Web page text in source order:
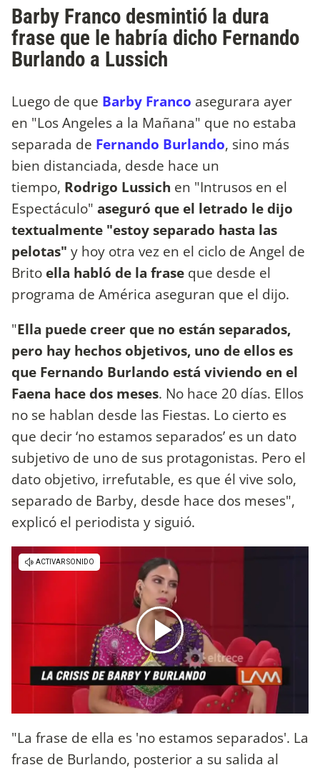
Barby Franco desmintió la dura
frase que le habría dicho Fernando
Burlando a Lussich
Luego de que Barby Franco asegurara ayer
en "Los Angeles a la Mañana" que no estaba
separada de Fernando Burlando, sino más
bien distanciada, desde hace un
tiempo, Rodrigo Lussich en "Intrusos en el
Espectáculo" aseguró que el letrado le dijo
textualmente "estoy separado hasta las
pelotas" y hoy otra vez en el ciclo de Angel de
Brito ella habló de la frase que desde el
programa de América aseguran que el dijo.
"Ella puede creer que no están separados,
pero hay hechos objetivos, uno de ellos es
que Fernando Burlando está viviendo en el
Faena hace dos meses. No hace 20 días. Ellos
no se hablan desde las Fiestas. Lo cierto es
que decir ‘no estamos separados’ es un dato
subjetivo de uno de sus protagonistas. Pero el
dato objetivo, irrefutable, es que él vive solo,
separado de Barby, desde hace dos meses",
explicó el periodista y siguió.
"La frase de ella es 'no estamos separados'. La
frase de Burlando, posterior a su salida al